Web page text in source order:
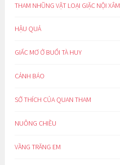
THAM NHŨNG VẶT LOẠI GIẶC NỘI XÂM
HẬU QUẢ
GIẤC MƠ Ở BUỔI TÀ HUY
CẢNH BÁO
SỞ THÍCH CỦA QUAN THAM
NUÔNG CHIỀU
VẦNG TRĂNG EM